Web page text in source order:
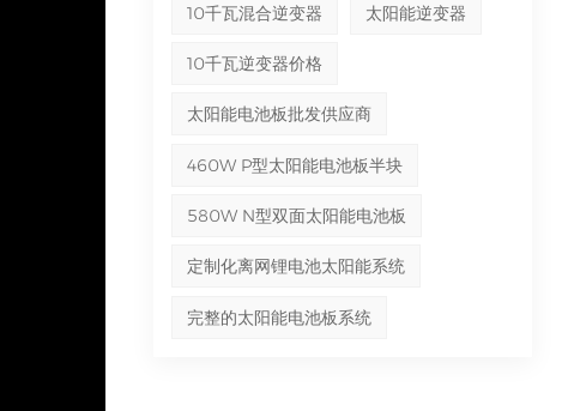
10千瓦混合逆变器 太阳能逆变器
10千瓦逆变器价格
太阳能电池板批发供应商
460W P型太阳能电池板半块
580W N型双面太阳能电池板
定制化离网锂电池太阳能系统
完整的太阳能电池板系统